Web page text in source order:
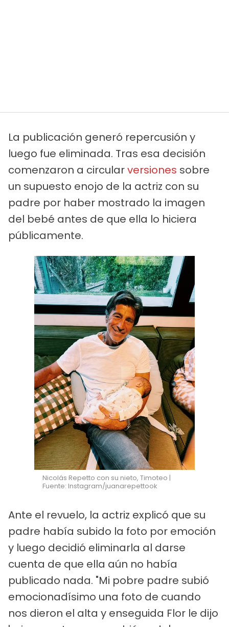
La publicación generó repercusión y
luego fue eliminada. Tras esa decisión
comenzaron a circularversiones sobre
un supuesto enojo de la actriz con su
padre por haber mostrado la imagen
del bebé antes de que ella lo hiciera
públicamente.
Nicolás Repetto con su nieto, Timoteo |
Fuente: Instagram/juanarepettook
Ante el revuelo, la actriz explicó que su
padre había subido la foto por emoción
y luego decidió eliminarla al darse
cuenta de que ella aún no había
publicado nada. "Mi pobre padre subió
emocionadísimo una foto de cuando
nos dieron el alta y enseguida Flor le dijo